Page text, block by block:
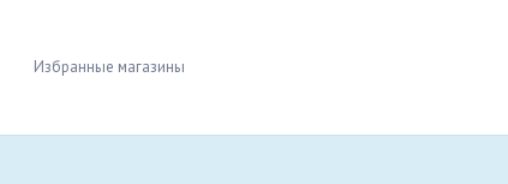
Избранные магазины